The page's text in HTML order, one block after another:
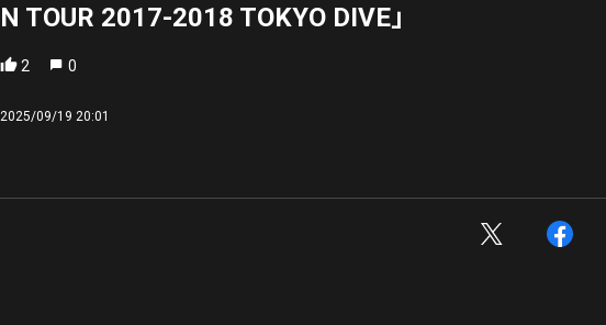
N TOUR 2017-2018 TOKYO DIVE」
2 0
2025/09/19 20:01